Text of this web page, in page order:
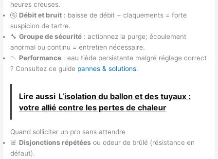
heures creuses.
🚰 Débit et bruit : baisse de débit + claquements = forte
suspicion de tartre.
🔧Groupe de sécurité : actionnez la purge; écoulement
anormal ou continu = entretien nécessaire.
📉 Performance : eau tiède persistante malgré réglage correct
? Consultez ce guide pannes & solutions.
Lire aussi L’isolation du ballon et des tuyaux :
votre allié contre les pertes de chaleur
Quand solliciter un pro sans attendre
🚨 Disjonctions répétées ou odeur de brûlé (résistance en
défaut).